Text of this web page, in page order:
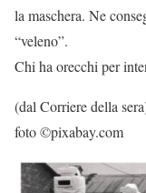
la maschera. Ne
“veleno”.
Chi ha orecchi per
(dal Corriere della
foto ©pixabay.com